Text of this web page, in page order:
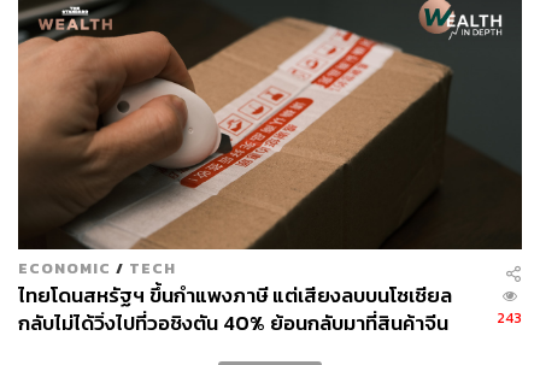
ECONOMIC / TECH
ไทยโดนสหรัฐฯ ขึ้นกำแพงภาษี แต่เสียงลบบนโซเชียล
กลับไม่ได้วิ่งไปที่วอชิงตัน 40% ย้อนกลับมาที่สินค้าจีน
243